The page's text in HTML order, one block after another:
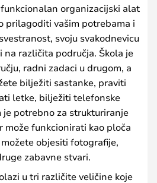
organizacijski alat
prilagoditi vašim potrebama i
svoju svakodnevicu
različita područja. Škola je
radni zadaci u drugom, a
bilježiti sastanke, praviti
letke, bilježiti telefonske
je potrebno za strukturiranje
može funkcionirati kao ploča
objesiti fotografije,
zabavne stvari.
u tri različite veličine koje